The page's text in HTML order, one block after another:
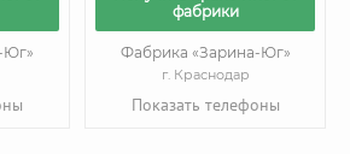
Юг»
фабрики
Фабрика «Зарина-Юг»
г. Краснодар
Показать телефоны